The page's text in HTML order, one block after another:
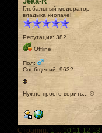
Глобальный модератор
владыка кнопачеГ
Репутация: 382
Offline
Пол:
Сообщений: 9632
Нужно просто верить... ©
Страниц: 1 ... 10 11 12 13